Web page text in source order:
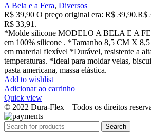
A Bela e a Fera, Diversos
R$39,90 O preço original era: R$ 39,90.R$
R$ 33,91.
*Molde silicone MODELO A BELA E A
em 100% silicone . *Tamanho 8,5 CM X
em material flexível *Durável, resistente a
temperaturas. *Ideal para moldar velas,
pasta americana, massa elástica.
Add to wishlist
Adicionar ao carrinho
Quick view
© 2022 Dura-Flex – Todos os direitos
Search